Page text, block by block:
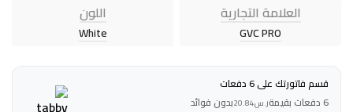
العلامة التجارية
GVC PRO
اللون
White
قسم فاتورتك على 6 دفعات
6 دفعات بقيمة
ر.س20.84بدون فوائد